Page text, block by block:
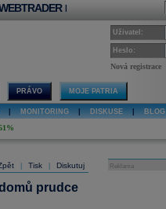
|
Uživatel:
Heslo:
Nová registrace
PRÁVO MOJE PATRIA
MONITORING DISKUSE BLOG
Tisk Diskutuj
prudce
Reklama